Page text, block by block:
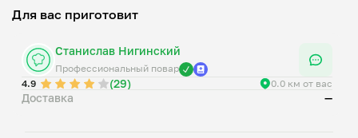
Для вас приготовит
Станислав Нигинский
Профессиональный повар
4.9
(29) 0.0 км от вас
Доставка —